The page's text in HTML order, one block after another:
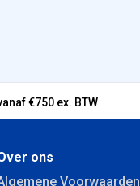
€750 ex. BTW
ons
Voorwaarden